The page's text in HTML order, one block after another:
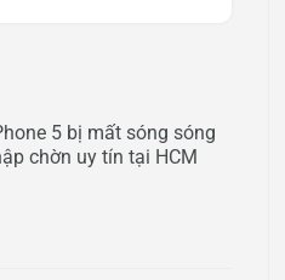
5 bị mất sóng sóng
chờn uy tín tại HCM